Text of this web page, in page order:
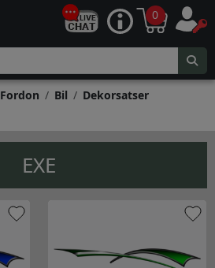
0
Fordon Bil
Dekorsatser
EXE